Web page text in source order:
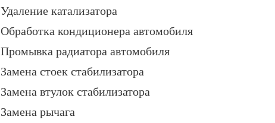
Удаление катализатора
Обработка кондиционера автомобиля
Промывка радиатора автомобиля
Замена стоек стабилизатора
Замена втулок стабилизатора
Замена рычага